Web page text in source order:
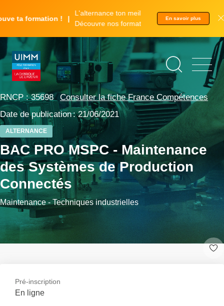
au
principal
ta formation !
L'alternance ton meilleur tremplin.
Découvre nos formations.
En savoir plus
©
Adrien
RNCP : 35698 Consulter la fiche France Compétences
Date de publication : 21/06/2021
ALTERNANCE
BAC PRO MSPC - Maintenance
des Systèmes de Production
Connectés
Maintenance - Techniques industrielles
Pré-inscription
En ligne